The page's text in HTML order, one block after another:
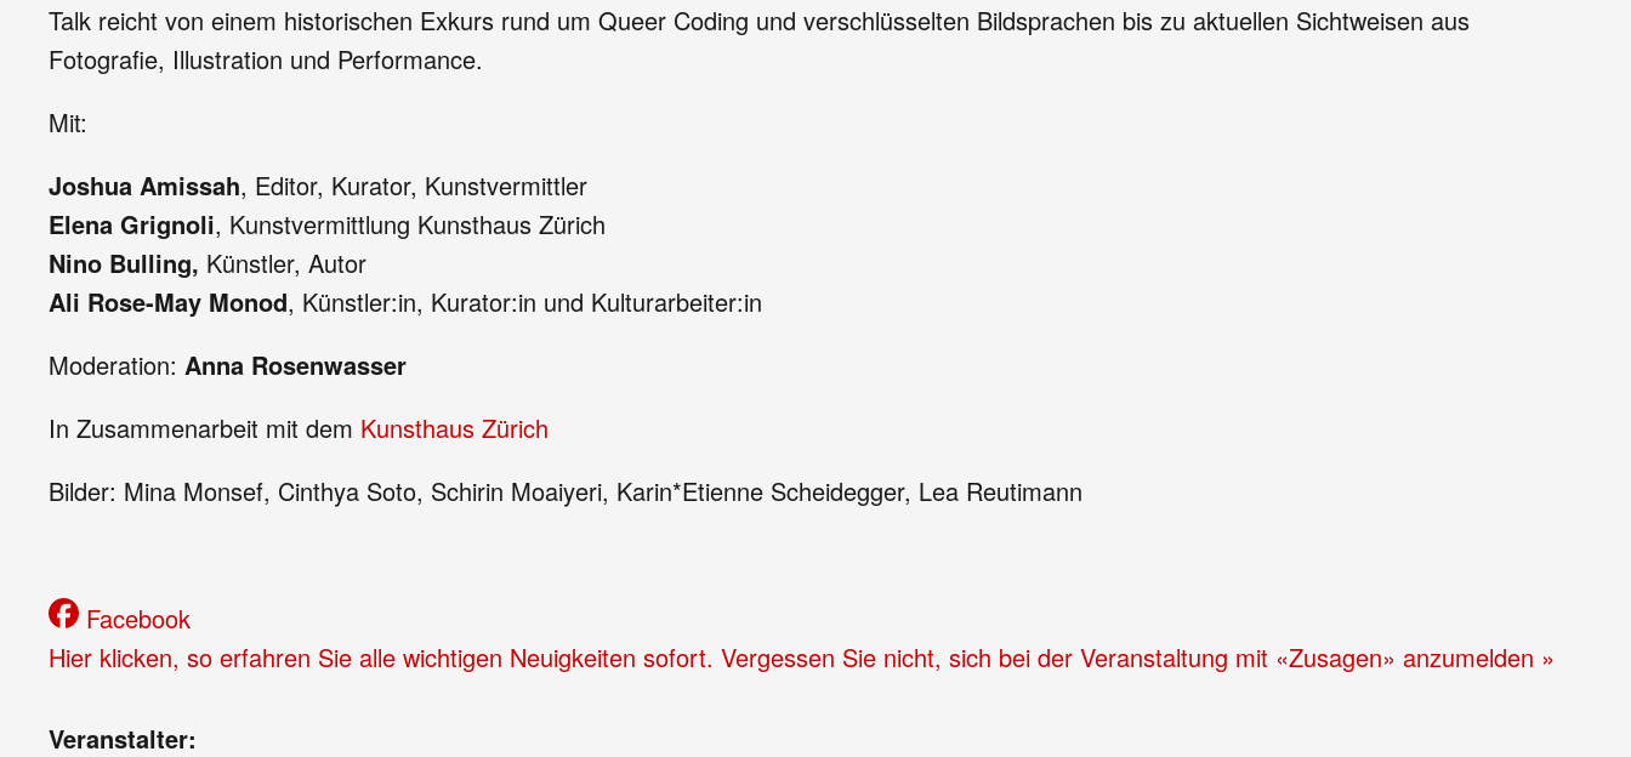
Talk reicht von einem historischen Exkurs rund um Queer Coding und verschlüsselten Bildsprachen bis zu aktuellen Sichtweisen aus
Fotografie, Illustration und Performance.
Mit:
Joshua Amissah, Editor, Kurator, Kunstvermittler
Elena Grignoli, Kunstvermittlung Kunsthaus Zürich
Nino Bulling, Künstler, Autor
Ali Rose-May Monod, Künstler:in, Kurator:in und Kulturarbeiter:in
Moderation: Anna Rosenwasser
In Zusammenarbeit mit dem Kunsthaus Zürich
Bilder: Mina Monsef, Cinthya Soto, Schirin Moaiyeri, Karin*Etienne Scheidegger, Lea Reutimann
Facebook
Hier klicken, so erfahren Sie alle wichtigen Neuigkeiten sofort. Vergessen Sie nicht, sich bei der Veranstaltung mit «Zusagen» anzumelden »
Veranstalter: